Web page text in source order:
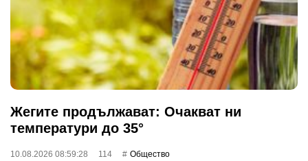
Жегите продължават: Очакват ни
температури до 35°
10.08.2026 08:59:28 114 Общество